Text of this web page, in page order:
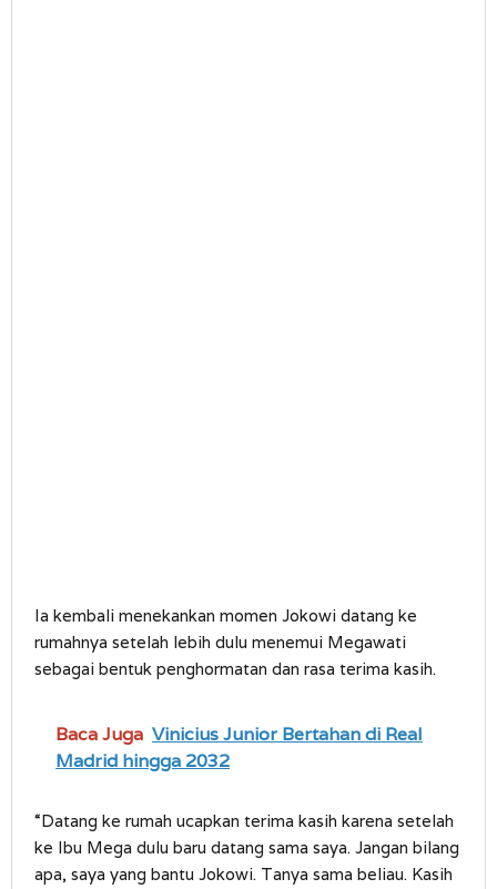
Ia kembali menekankan momen Jokowi datang ke
rumahnya setelah lebih dulu menemui Megawati
sebagai bentuk penghormatan dan rasa terima kasih.
Baca Juga Vinicius Junior Bertahan di Real
Madrid hingga 2032
“Datang ke rumah ucapkan terima kasih karena setelah
ke Ibu Mega dulu baru datang sama saya. Jangan bilang
apa, saya yang bantu Jokowi. Tanya sama beliau. Kasih